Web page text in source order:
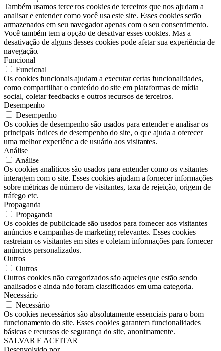
Também usamos terceiros cookies de terceiros que nos ajudam a
analisar e entender como você usa este site. Esses cookies serão
armazenados em seu navegador apenas com o seu consentimento.
Você também tem a opção de desativar esses cookies. Mas a
desativação de alguns desses cookies pode afetar sua experiência de
navegação.
Funcional
Funcional
Os cookies funcionais ajudam a executar certas funcionalidades,
como compartilhar o conteúdo do site em plataformas de mídia
social, coletar feedbacks e outros recursos de terceiros.
Desempenho
Desempenho
Os cookies de desempenho são usados ​​para entender e analisar os
principais índices de desempenho do site, o que ajuda a oferecer
uma melhor experiência de usuário aos visitantes.
Análise
Análise
Os cookies analíticos são usados ​​para entender como os visitantes
interagem com o site. Esses cookies ajudam a fornecer informações
sobre métricas de número de visitantes, taxa de rejeição, origem de
tráfego etc.
Propaganda
Propaganda
Os cookies de publicidade são usados ​​para fornecer aos visitantes
anúncios e campanhas de marketing relevantes. Esses cookies
rastreiam os visitantes em sites e coletam informações para fornecer
anúncios personalizados.
Outros
Outros
Outros cookies não categorizados são aqueles que estão sendo
analisados ​​e ainda não foram classificados em uma categoria.
Necessário
Necessário
Os cookies necessários são absolutamente essenciais para o bom
funcionamento do site. Esses cookies garantem funcionalidades
básicas e recursos de segurança do site, anonimamente.
SALVAR E ACEITAR